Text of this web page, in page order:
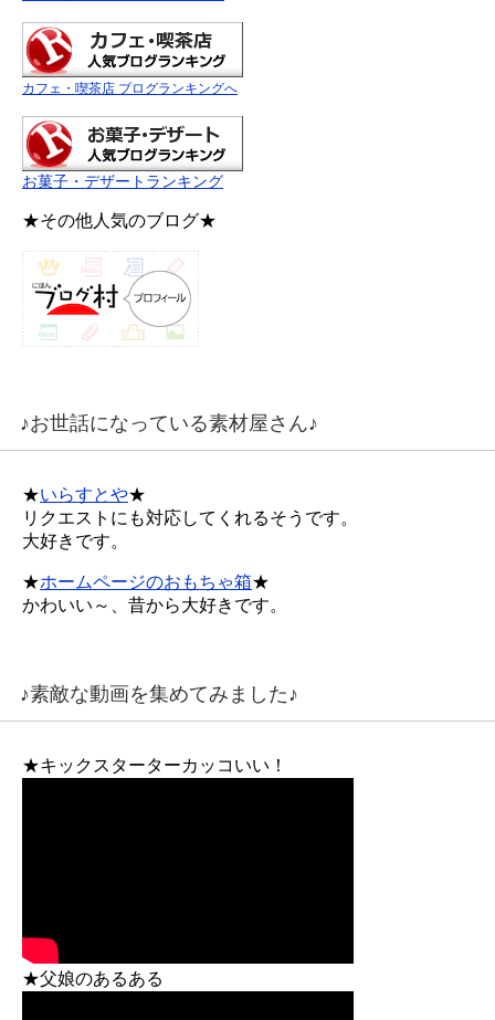
カフェ・喫茶店 ブログランキングへ
お菓子・デザートランキング
★その他人気のブログ★
♪お世話になっている素材屋さん♪
★いらすとや★
リクエストにも対応してくれるそうです。
大好きです。
★ホームページのおもちゃ箱★
かわいい～、昔から大好きです。
♪素敵な動画を集めてみました♪
★キックスターターカッコいい！
★父娘のあるある